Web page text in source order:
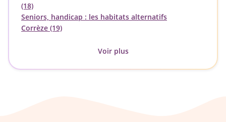
(18)
Seniors, handicap : les habitats alternatifs
Corrèze (19)
Voir plus